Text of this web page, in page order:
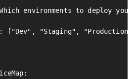
environments to deploy your
["Dev", "Staging",